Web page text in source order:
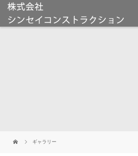
ギャラリー